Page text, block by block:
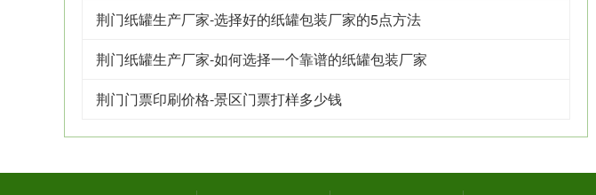
荆门纸罐生产厂家-选择好的纸罐包装厂家的5点方法
荆门纸罐生产厂家-如何选择一个靠谱的纸罐包装厂家
荆门门票印刷价格-景区门票打样多少钱